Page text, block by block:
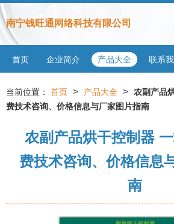
南宁钱旺通网络科技有限公司
首页 企业简介 产品大全 联系
当前位置： 首页 > 产品大全 > 农副产品
费技术咨询、价格信息与厂家图片指南
农副产品烘干控制器
费技术咨询、价格信息
南